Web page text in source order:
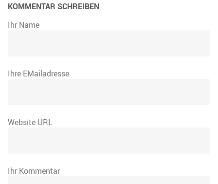
KOMMENTAR SCHREIBEN
Ihr Name
Ihre EMailadresse
Website URL
Ihr Kommentar